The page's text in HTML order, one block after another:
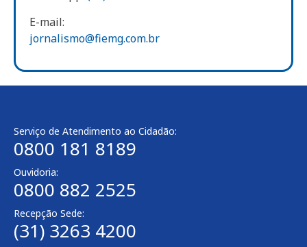
E-mail:
jornalismo@fiemg.com.br
Serviço de Atendimento ao Cidadão:
0800 181 8189
Ouvidoria:
0800 882 2525
Recepção Sede:
(31) 3263 4200